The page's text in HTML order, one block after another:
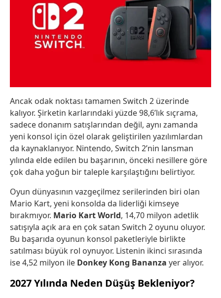
Ancak odak noktası tamamen Switch 2 üzerinde
kalıyor. Şirketin karlarındaki yüzde 98,6’lık sıçrama,
sadece donanım satışlarından değil, aynı zamanda
yeni konsol için özel olarak geliştirilen yazılımlardan
da kaynaklanıyor. Nintendo, Switch 2’nin lansman
yılında elde edilen bu başarının, önceki nesillere göre
çok daha yoğun bir taleple karşılaştığını belirtiyor.
Oyun dünyasının vazgeçilmez serilerinden biri olan
Mario Kart, yeni konsolda da liderliği kimseye
bırakmıyor. Mario Kart World, 14,70 milyon adetlik
satışıyla açık ara en çok satan Switch 2 oyunu oluyor.
Bu başarıda oyunun konsol paketleriyle birlikte
satılması büyük rol oynuyor. Listenin ikinci sırasında
ise 4,52 milyon ile Donkey Kong Bananza yer alıyor.
2027 Yılında Neden Düşüş Bekleniyor?